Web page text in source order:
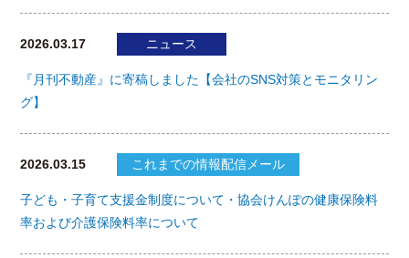
2026.03.17 ニュース
『月刊不動産』に寄稿しました【会社のSNS対策とモニタリン
グ】
2026.03.15 これまでの情報配信メール
子ども・子育て支援金制度について・協会けんぽの健康保険料
率および介護保険料率について